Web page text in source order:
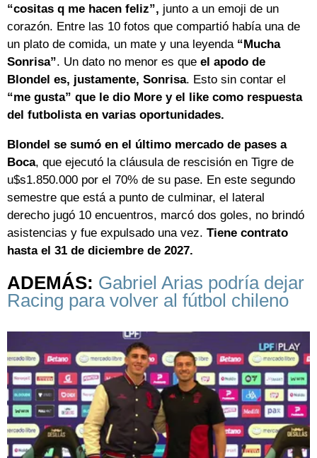
“cositas q me hacen feliz”, junto a un emoji de un
corazón. Entre las 10 fotos que compartió había una de
un plato de comida, un mate y una leyenda “Mucha
Sonrisa”. Un dato no menor es que el apodo de
Blondel es, justamente, Sonrisa. Esto sin contar el
“me gusta” que le dio More y el like como respuesta
del futbolista en varias oportunidades.
Blondel se sumó en el último mercado de pases a
Boca, que ejecutó la cláusula de rescisión en Tigre de
u$s1.850.000 por el 70% de su pase. En este segundo
semestre que está a punto de culminar, el lateral
derecho jugó 10 encuentros, marcó dos goles, no brindó
asistencias y fue expulsado una vez. Tiene contrato
hasta el 31 de diciembre de 2027.
ADEMÁS: Gabriel Arias podría dejar
Racing para volver al fútbol chileno